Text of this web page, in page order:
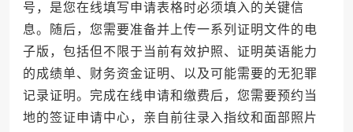
号，是您在线填写申请表格时必须填入的关键信
息。随后，您需要准备并上传一系列证明文件的电
子版，包括但不限于当前有效护照、证明英语能力
的成绩单、财务资金证明、以及可能需要的无犯罪
记录证明。完成在线申请和缴费后，您需要预约当
地的签证申请中心，亲自前往录入指纹和面部照片